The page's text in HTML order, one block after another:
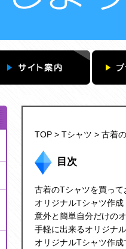
TOP > Tシャツ > 古着
目次
古着のTシャツを買っ
オリジナルTシャツ作成
意外と簡単自分だけの
手軽に出来るオリジナ
オリジナルTシャツ作